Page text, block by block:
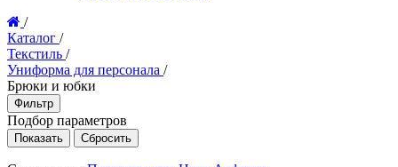
/
Каталог /
Текстиль /
Униформа для персонала /
Брюки и юбки
Фильтр
Подбор параметров